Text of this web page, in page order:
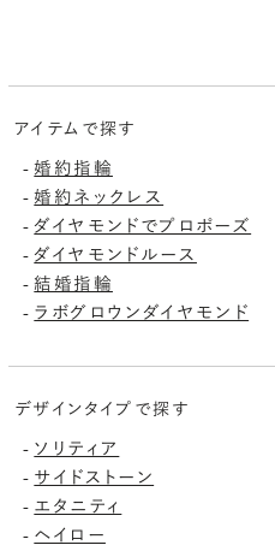
アイテムで探す
-婚約指輪
-婚約ネックレス
-ダイヤモンドでプロポーズ
-ダイヤモンドルース
-結婚指輪
- ラボグロウンダイヤモンド
デザインタイプで探す
- ソリティア
- サイドストーン
- エタニティ
- ヘイロー